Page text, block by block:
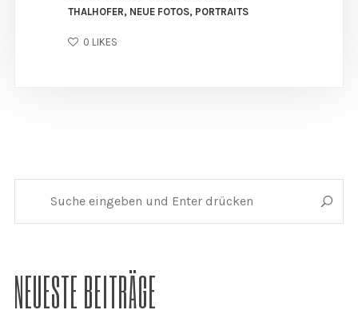
THALHOFER, NEUE FOTOS, PORTRAITS
0 LIKES
NEUESTE BEITRÄGE